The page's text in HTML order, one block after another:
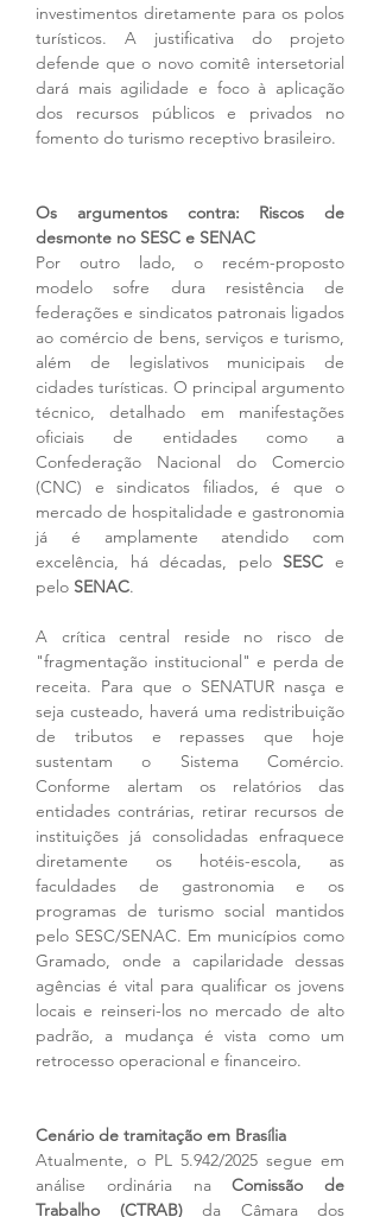
investimentos diretamente para os polos
turísticos. A justificativa do projeto
defende que o novo comitê intersetorial
dará mais agilidade e foco à aplicação
dos recursos públicos e privados no
fomento do turismo receptivo brasileiro.
Os argumentos contra: Riscos de
desmonte no SESC e SENAC
Por outro lado, o recém-proposto
modelo sofre dura resistência de
federações e sindicatos patronais ligados
ao comércio de bens, serviços e turismo,
além de legislativos municipais de
cidades turísticas. O principal argumento
técnico, detalhado em manifestações
oficiais de entidades como a
Confederação Nacional do Comercio
(CNC) e sindicatos filiados, é que o
mercado de hospitalidade e gastronomia
já é amplamente atendido com
excelência, há décadas, pelo SESC e
pelo SENAC.
A crítica central reside no risco de
"fragmentação institucional" e perda de
receita. Para que o SENATUR nasça e
seja custeado, haverá uma redistribuição
de tributos e repasses que hoje
sustentam o Sistema Comércio.
Conforme alertam os relatórios das
entidades contrárias, retirar recursos de
instituições já consolidadas enfraquece
diretamente os hotéis-escola, as
faculdades de gastronomia e os
programas de turismo social mantidos
pelo SESC/SENAC. Em municípios como
Gramado, onde a capilaridade dessas
agências é vital para qualificar os jovens
locais e reinseri-los no mercado de alto
padrão, a mudança é vista como um
retrocesso operacional e financeiro.
Cenário de tramitação em Brasília
Atualmente, o PL 5.942/2025 segue em
análise ordinária na Comissão de
Trabalho (CTRAB) da Câmara dos